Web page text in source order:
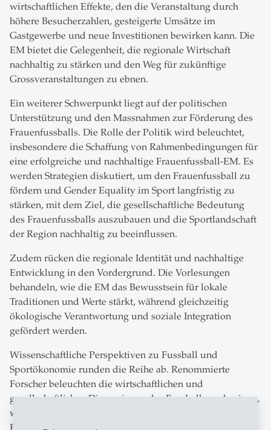
wirtschaftlichen Effekte, den die Veranstaltung durch
höhere Besucherzahlen, gesteigerte Umsätze im
Gastgewerbe und neue Investitionen bewirken kann. Die
EM bietet die Gelegenheit, die regionale Wirtschaft
nachhaltig zu stärken und den Weg für zukünftige
Grossveranstaltungen zu ebnen.
Ein weiterer Schwerpunkt liegt auf der politischen
Unterstützung und den Massnahmen zur Förderung des
Frauenfussballs. Die Rolle der Politik wird beleuchtet,
insbesondere die Schaffung von Rahmenbedingungen für
eine erfolgreiche und nachhaltige Frauenfussball-EM. Es
werden Strategien diskutiert, um den Frauenfussball zu
fördern und Gender Equality im Sport langfristig zu
stärken, mit dem Ziel, die gesellschaftliche Bedeutung
des Frauenfussballs auszubauen und die Sportlandschaft
der Region nachhaltig zu beeinflussen.
Zudem rücken die regionale Identität und nachhaltige
Entwicklung in den Vordergrund. Die Vorlesungen
behandeln, wie die EM das Bewusstsein für lokale
Traditionen und Werte stärkt, während gleichzeitig
ökologische Verantwortung und soziale Integration
gefördert werden.
Wissenschaftliche Perspektiven zu Fussball und
Sportökonomie runden die Reihe ab. Renommierte
Forscher beleuchten die wirtschaftlichen und
gesellschaftlichen Dimensionen des Fussballs und zeigen,
wie sportökonomische Erkenntnisse zur regionalen